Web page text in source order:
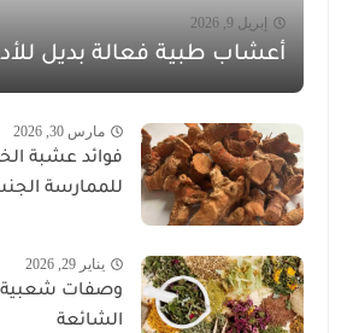
إبريل 9, 2026
أعشاب طبية فعالة بديل
مارس 30, 2026
فوائد عشبة
للممارسة
يناير 29, 2026
وصفات شعبية
الشائعة